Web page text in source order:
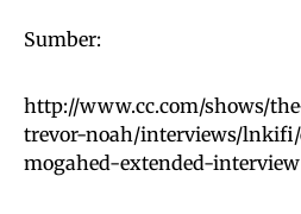
Sumber:
http://www.cc.com/shows/
trevor-noah/interviews/
mogahed-extended-interview